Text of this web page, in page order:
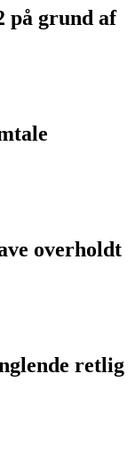
på grund af
overholdt
retlig